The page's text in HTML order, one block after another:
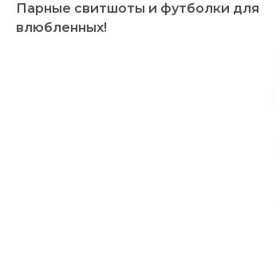
Парные свитшоты и футболки для
влюбленных!